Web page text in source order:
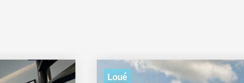
Loué